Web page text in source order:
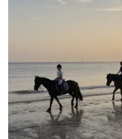
Schouwen
Natur
Oranjezon
Oostkapelle
-